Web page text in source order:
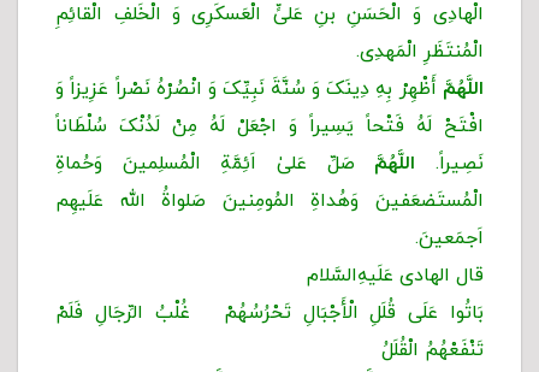
الْهادِی وَ الْحَسَنِ بنِ عَلىٍّ الْعَسکَرِی وَ الْخَلفِ الْقائِمِ
الْمُنتَظَرِ الْمَهدِی.
اللَّهُمَّ أَظْهِرْ بِهِ دِینَکَ وَ سُنَّةَ نَبِیِّکَ وَ انْصُرْهُ نَصْراً عَزِیزاً وَ
افْتَحْ لَهُ فَتْحاً یَسِیراً وَ اجْعَلْ لَهُ مِنْ لَدُنْکَ سُلْطَاناً
نَصِیراً. اللَّهُمَّ صَلِّ عَلیٰ اَئِمَّةِ الْمُسلِمینَ وَحُماةِ
الْمُستَضعَفینَ وَهُداةِ المُومِنینَ صَلواةُ الله عَلَیهِم
اَجمَعینَ.
قال الهادی عَلَیهِ‌السَّلام
بَاتُوا عَلَی قُلَلِ الْأَجْبَالِ تَحْرُسُهُمْ غُلْبُ الرِّجَالِ فَلَمْ
تَنْفَعْهُمُ الْقُلَلُ